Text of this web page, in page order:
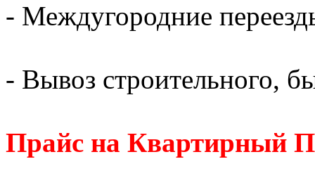
- Междугородние
- Вывоз строительного,
Прайс на Квартирный